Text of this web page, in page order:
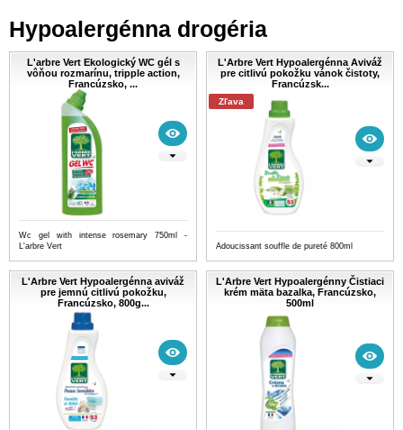
Hypoalergénna drogéria
L'arbre Vert Ekologický WC gél s
vôňou rozmarínu, tripple action,
Francúzsko, ...
Wc gel with intense rosemary 750ml -
L'arbre Vert
L'Arbre Vert Hypoalergénna Aviváž
pre citlivú pokožku vánok čistoty,
Francúzsk...
Zľava
Adoucissant souffle de pureté 800ml
L'Arbre Vert Hypoalergénna aviváž
pre jemnú citlivú pokožku,
Francúzsko, 800g...
L'Arbre Vert Hypoalergénny Čistiaci
krém mäta bazalka, Francúzsko,
500ml